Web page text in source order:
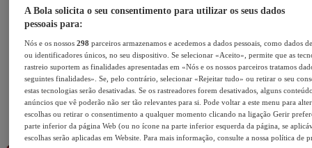
A Bola solicita o seu consentimento para utilizar os seus dados
pessoais para:
Nós e os nossos298 parceiros armazenamos e acedemos a dados pessoais, como dados
ou identificadores únicos, no seu dispositivo. Se selecionar «Aceito», permite que as
rastreio suportem as finalidades apresentadas em «Nós e os nossos parceiros tratamos
seguintes finalidades». Se, pelo contrário, selecionar «Rejeitar tudo» ou retirar o seu
estas tecnologias serão desativadas. Se os rastreadores forem desativados, alguns
anúncios que vê poderão não ser tão relevantes para si. Pode voltar a este menu para
escolhas ou retirar o consentimento a qualquer momento clicando na ligação Gerir
parte inferior da página Web (ou no ícone na parte inferior esquerda da página, se
escolhas serão aplicadas em Website. Para mais informação, consulte a nossa política de